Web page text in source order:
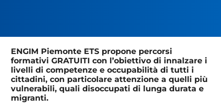
ENGIM Piemonte ETS propone percorsi
formativi GRATUITI con l’obiettivo di innalzare i
livelli di competenze e occupabilità di tutti i
cittadini, con particolare attenzione a quelli più
vulnerabili, quali disoccupati di lunga durata e
migranti.